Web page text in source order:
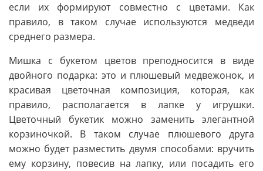
если их формируют совместно с цветами. Как
правило, в таком случае используются медведи
среднего размера.
Мишка с букетом цветов преподносится в виде
двойного подарка: это и плюшевый медвежонок, и
красивая цветочная композиция, которая, как
правило, располагается в лапке у игрушки.
Цветочный букетик можно заменить элегантной
корзиночкой. В таком случае плюшевого друга
можно будет разместить двумя способами: вручить
ему корзину, повесив на лапку, или посадить его